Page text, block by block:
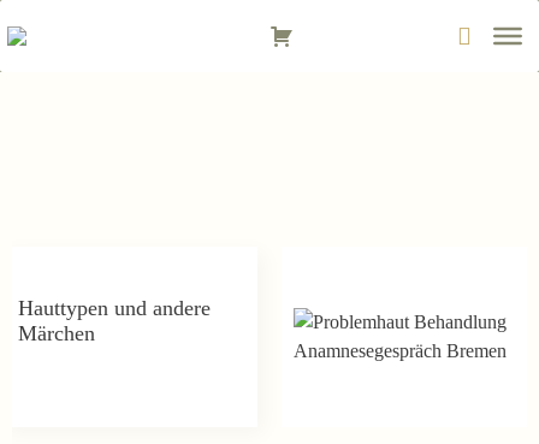
Inhalt
springen
Hauttypen und andere
Märchen